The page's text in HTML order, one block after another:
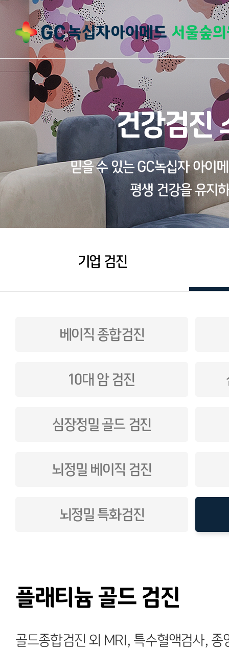
건강검진
믿을 수 있는 GC녹십자 아이
평생 건강을 유지
기업 검진
베이직 종합검진
10대 암 검진
심장정밀 골드 검진
뇌정밀 베이직 검진
뇌정밀 특화검진
플래티늄 골드 검진
골드종합검진 외 MRI, 특수혈액검사,